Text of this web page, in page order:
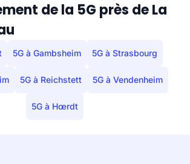
de la 5G près de La
5G à Gambsheim 5G à Strasbourg
5G à Reichstett 5G à Vendenheim
5G à Hœrdt